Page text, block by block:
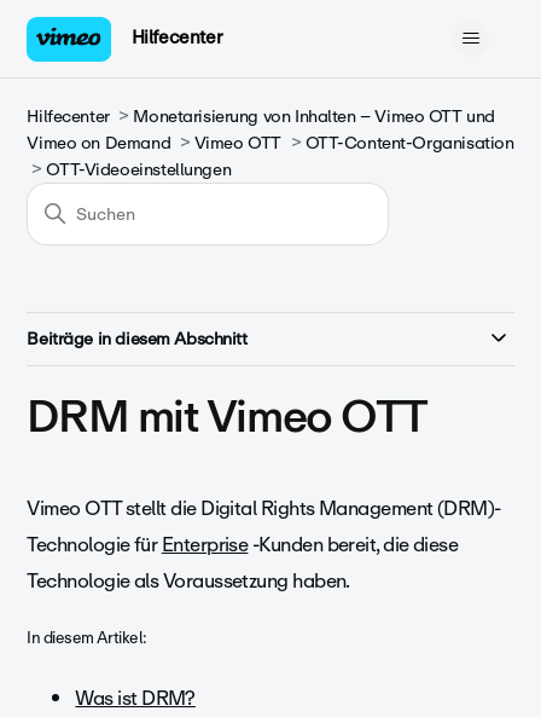
Hilfecenter
Hilfecenter
Monetarisierung von Inhalten – Vimeo OTT und
Vimeo on Demand
Vimeo OTT
OTT-Content-Organisation
OTT-Videoeinstellungen
Beiträge in diesem Abschnitt
DRM mit Vimeo OTT
Vimeo OTT stellt die Digital Rights Management (DRM)-
Technologie fürEnterprise-Kunden bereit, die diese
Technologie als Voraussetzung haben.
In diesem Artikel:
Was ist DRM?